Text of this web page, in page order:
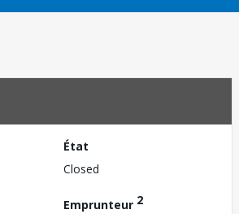
État
Closed
Emprunteur 2